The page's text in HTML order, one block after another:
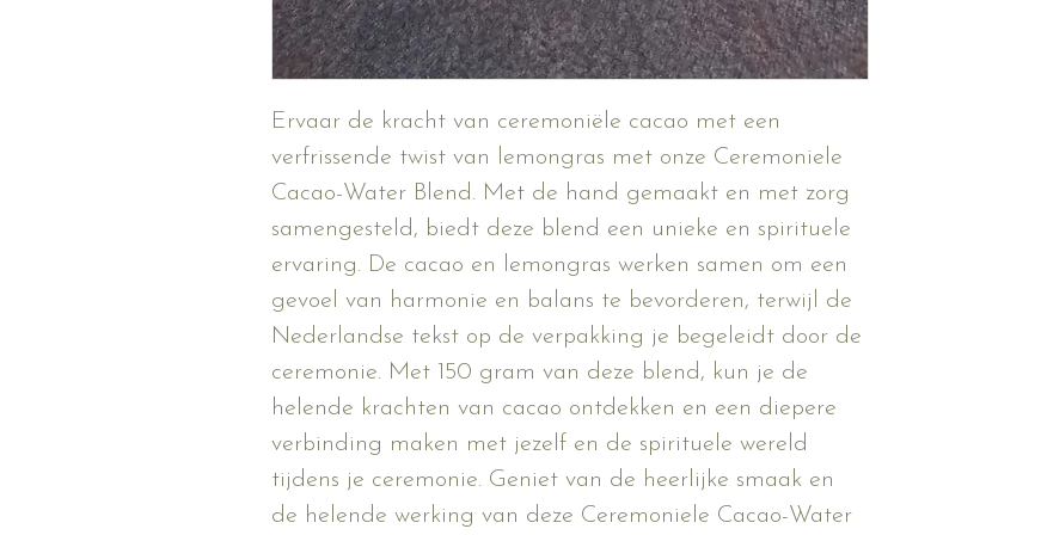
Ervaar de kracht van ceremoniële cacao met een
verfrissende twist van lemongras met onze Ceremoniele
Cacao-Water Blend. Met de hand gemaakt en met zorg
samengesteld, biedt deze blend een unieke en spirituele
ervaring. De cacao en lemongras werken samen om een
gevoel van harmonie en balans te bevorderen, terwijl de
Nederlandse tekst op de verpakking je begeleidt door de
ceremonie. Met 150 gram van deze blend, kun je de
helende krachten van cacao ontdekken en een diepere
verbinding maken met jezelf en de spirituele wereld
tijdens je ceremonie. Geniet van de heerlijke smaak en
de helende werking van deze Ceremoniele Cacao-Water